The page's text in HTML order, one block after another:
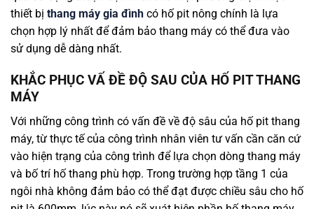
thiết bị thang máy gia đình có hố pit nông chính là lựa
chọn hợp lý nhất để đảm bảo thang máy có thể đưa vào
sử dụng dễ dàng nhất.
KHẮC PHỤC VẤ ĐỀ ĐỘ SAU CỦA HỐ PIT THANG
MÁY
Với những công trình có vấn đề về độ sâu của hố pit thang
máy, từ thực tế của công trình nhân viên tư vấn cần căn cứ
vào hiện trạng của công trình để lựa chọn dòng thang máy
và bố trí hố thang phù hợp. Trong trường hợp tầng 1 của
ngôi nhà không đảm bảo có thể đạt được chiều sâu cho hố